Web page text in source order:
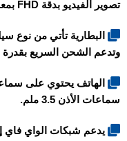
تصوير الفيديو بدقة FHD بمعدل 30 إطارًا في الثانية.
وتدعم الشحن السريع بقدرة 40 واط.
سماعات الأذن 3.5 ملم.